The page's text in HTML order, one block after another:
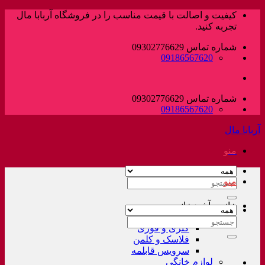
پرش
کیفیت و اصالت با قیمت مناسب را در فروشگاه آربابا مال
تجربه کنید.
شماره تماس 09302776629
09186567620
شماره تماس 09302776629
09186567620
آربابا مال
منو
جستجو
خانه و آشپزخانه
لوازم خانگی غیر برقی
کتری و قوری
فلاسک و کلمن
سرویس قابلمه
لوازم خانگی
منو
جستجو